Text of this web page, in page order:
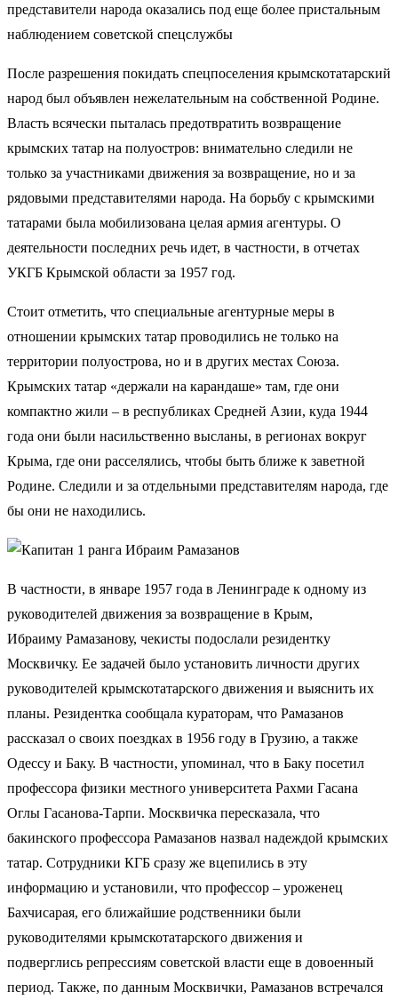
представители народа оказались под еще более пристальным
наблюдением советской спецслужбы
После разрешения покидать спецпоселения крымскотатарский
народ был объявлен нежелательным на собственной Родине.
Власть всячески пыталась предотвратить возвращение
крымских татар на полуостров: внимательно следили не
только за участниками движения за возвращение, но и за
рядовыми представителями народа. На борьбу с крымскими
татарами была мобилизована целая армия агентуры. О
деятельности последних речь идет, в частности, в отчетах
УКГБ Крымской области за 1957 год.
Стоит отметить, что специальные агентурные меры в
отношении крымских татар проводились не только на
территории полуострова, но и в других местах Союза.
Крымских татар «держали на карандаше» там, где они
компактно жили – в республиках Средней Азии, куда 1944
года они были насильственно высланы, в регионах вокруг
Крыма, где они расселялись, чтобы быть ближе к заветной
Родине. Следили и за отдельными представителям народа, где
бы они не находились.
В частности, в январе 1957 года в Ленинграде к одному из
руководителей движения за возвращение в Крым,
Ибраиму Рамазанову, чекисты подослали резидентку
Москвичку. Ее задачей было установить личности других
руководителей крымскотатарского движения и выяснить их
планы. Резидентка сообщала кураторам, что Рамазанов
рассказал о своих поездках в 1956 году в Грузию, а также
Одессу и Баку. В частности, упоминал, что в Баку посетил
профессора физики местного университета Рахми Гасана
Оглы Гасанова-Тарпи. Москвичка пересказала, что
бакинского профессора Рамазанов назвал надеждой крымских
татар. Сотрудники КГБ сразу же вцепились в эту
информацию и установили, что профессор – уроженец
Бахчисарая, его ближайшие родственники были
руководителями крымскотатарского движения и
подверглись репрессиям советской власти еще в довоенный
период. Также, по данным Москвички, Рамазанов встречался